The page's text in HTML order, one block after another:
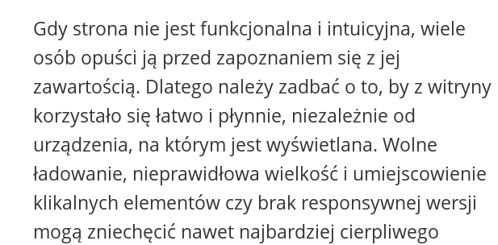
Gdy strona nie jest funkcjonalna i intuicyjna, wiele
osób opuści ją przed zapoznaniem się z jej
zawartością. Dlatego należy zadbać o to, by z witryny
korzystało się łatwo i płynnie, niezależnie od
urządzenia, na którym jest wyświetlana. Wolne
ładowanie, nieprawidłowa wielkość i umiejscowienie
klikalnych elementów czy brak responsywnej wersji
mogą zniechęcić nawet najbardziej cierpliwego